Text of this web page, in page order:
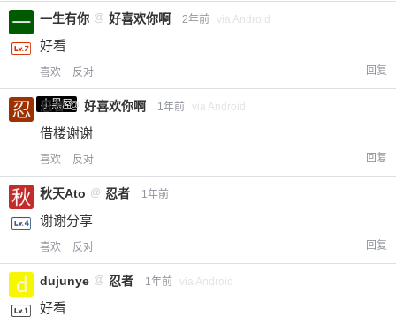
一生有你 @ 好喜欢你啊 2年前 via Android
好看
喜欢 反对 回复
小黑屋
忍者 @ 好喜欢你啊 1年前 via Android
借楼谢谢
喜欢 反对 回复
秋天Ato @ 忍者 1年前
谢谢分享
喜欢 反对 回复
dujunye @ 忍者 1年前 via Android
好看